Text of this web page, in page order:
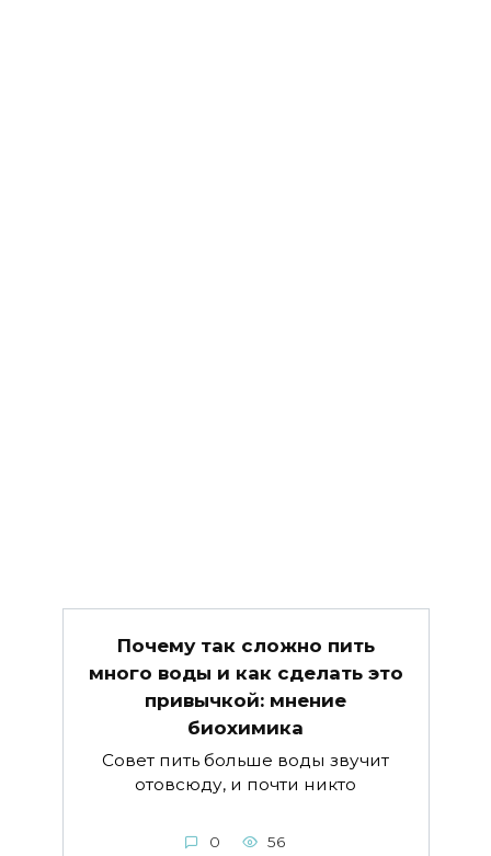
Почему так сложно пить
много воды и как сделать это
привычкой: мнение
биохимика
Совет пить больше воды звучит
отовсюду, и почти никто
0 56